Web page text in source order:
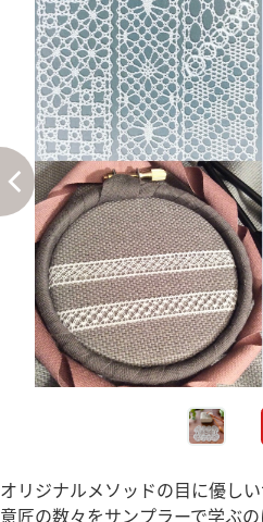
オリジナルメソッドの目に優し
意匠の数々をサンプラーで学ぶ